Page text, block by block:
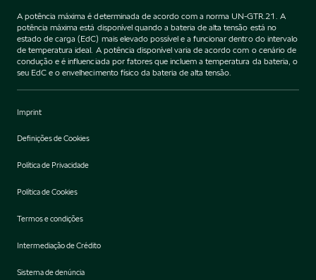
A potência máxima é determinada de acordo com a norma UN-GTR.21. A
potência máxima está disponível quando a bateria de alta tensão está no
estado de carga (EdC) mais elevado possível e a funcionar dentro do intervalo
de temperatura ideal. A potência disponível varia de acordo com o cenário de
condução e é influenciada por fatores que incluem a temperatura da bateria, o
seu EdC e o envelhecimento físico da bateria de alta tensão.
Imprint
Definições de Cookies
Política de Privacidade
Política de Cookies
Termos e condições
Intermediação de Crédito
Sistema de denúncia